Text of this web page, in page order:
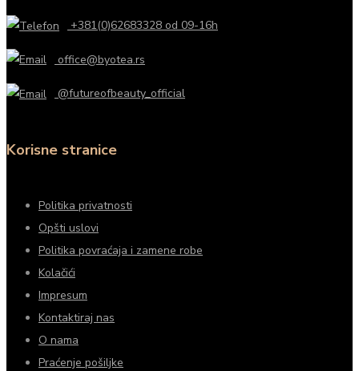
+381(0)62683328 od 09-16h
office@byotea.rs
@futureofbeauty_official
Korisne stranice
Politika privatnosti
Opšti uslovi
Politika povraćaja i zamene robe
Kolačići
Impresum
Kontaktiraj nas
O nama
Praćenje pošiljke